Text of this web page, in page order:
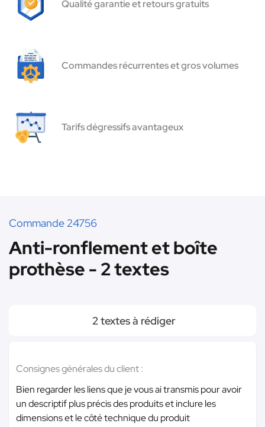
Qualité garantie et retours gratuits
Commandes récurrentes et gros volumes
Tarifs dégressifs avantageux
Commande 24756
Anti-ronflement et boîte
prothèse - 2 textes
2 textes à rédiger
Consignes générales du client :
Bien regarder les liens que je vous ai transmis pour avoir
un descriptif plus précis des produits et inclure les
dimensions et le côté technique du produit